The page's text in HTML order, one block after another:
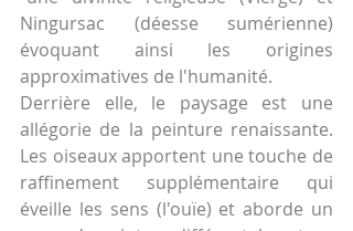
Ningursac (déesse sumérienne)
évoquant ainsi les origines
approximatives de l'humanité.
Derrière elle, le paysage est une
allégorie de la peinture renaissante.
Les oiseaux apportent une touche de
raffinement supplémentaire qui
éveille les sens (l'ouïe) et aborde un